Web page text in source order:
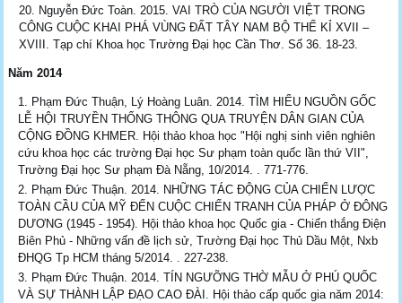
20. Nguyễn Đức Toàn. 2015. VAI TRÒ CỦA NGƯỜI VIỆT TRONG
CÔNG CUỘC KHAI PHÁ VÙNG ĐẤT TÂY NAM BỘ THẾ KỈ XVII –
XVIII. Tạp chí Khoa học Trường Đại học Cần Thơ. Số 36. 18-23.
Năm 2014
Phạm Đức Thuận, Lý Hoàng Luân. 2014. TÌM HIỂU NGUỒN GỐC
LỄ HỘI TRUYỀN THỐNG THÔNG QUA TRUYỆN DÂN GIAN CỦA
CỘNG ĐỒNG KHMER. Hội thảo khoa học "Hội nghị sinh viên nghiên
cứu khoa học các trường Đại học Sư phạm toàn quốc lần thứ VII",
Trường Đại học Sư phạm Đà Nẵng, 10/2014. . 771-776.
Phạm Đức Thuận. 2014. NHỮNG TÁC ĐỘNG CỦA CHIẾN LƯỢC
TOÀN CẦU CỦA MỸ ĐẾN CUỘC CHIẾN TRANH CỦA PHÁP Ở ĐÔNG
DƯƠNG (1945 - 1954). Hội thảo khoa học Quốc gia - Chiến thắng Điện
Biên Phủ - Những vấn đề lịch sử, Trường Đại học Thủ Dầu Một, Nxb
ĐHQG Tp HCM tháng 5/2014. . 227-238.
Phạm Đức Thuận. 2014. TÍN NGƯỠNG THỜ MẪU Ở PHÚ QUỐC
VÀ SỰ THÀNH LẬP ĐẠO CAO ĐÀI. Hội thảo cấp quốc gia năm 2014: